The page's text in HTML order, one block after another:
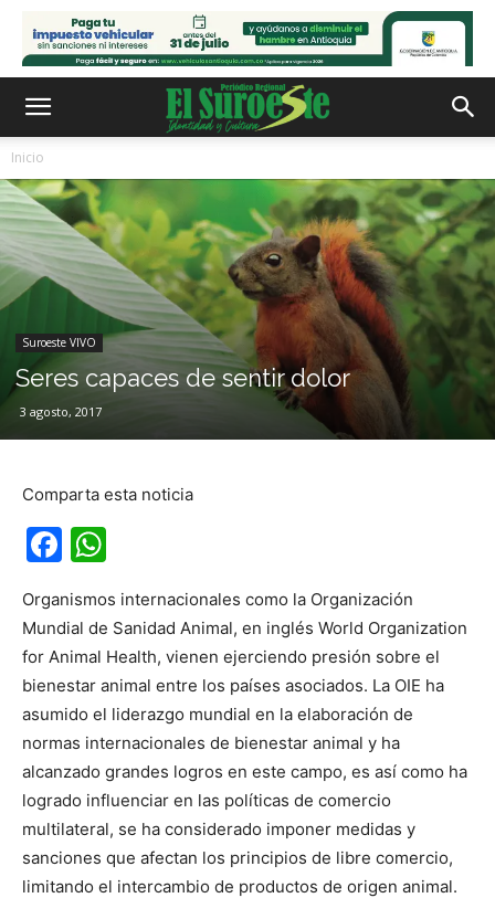
Inicio
Suroeste VIVO
Seres capaces de sentir dolor
3 agosto, 2017
Comparta esta noticia
Facebook
Organismos internacionales como la Organización
Mundial de Sanidad Animal, en inglés World Organization
for Animal Health, vienen ejerciendo presión sobre el
bienestar animal entre los países asociados. La OIE ha
asumido el liderazgo mundial en la elaboración de
normas internacionales de bienestar animal y ha
alcanzado grandes logros en este campo, es así como ha
logrado influenciar en las políticas de comercio
multilateral, se ha considerado imponer medidas y
sanciones que afectan los principios de libre comercio,
limitando el intercambio de productos de origen animal.